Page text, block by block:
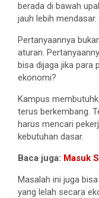
berada di bawah
jauh lebih mendasar.
Pertanyaannya
aturan.
bisa dijaga jika para
ekonomi?
Kampus
terus berkembang.
harus mencari
kebutuhan dasar.
Baca juga: Masuk
Masalah ini juga
yang lelah secara